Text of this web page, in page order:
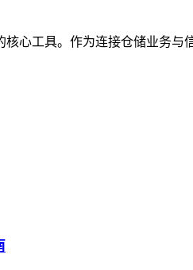
心工具。作为连接仓储业务